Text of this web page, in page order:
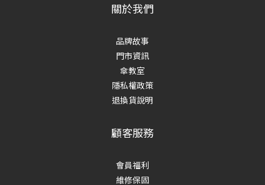
關於我們
品牌故事
門市資訊
傘教室
隱私權政策
退換貨說明
顧客服務
會員福利
維修保固